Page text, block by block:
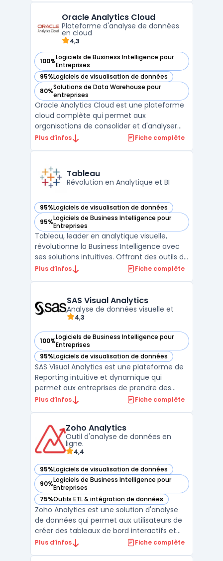
gouvernance des données, Dataiku
simplifie l'ensemble du processus d'analy ...
Oracle Analytics Cloud
Plateforme d'analyse de données
en cloud
4,3
100%Logiciels de Business Intelligence pour
Entreprises
— voir Oracle Analytics Cloud dans cette catégorie
95%Logiciels de visualisation de données
— voir Oracle Analytics Cloud dans cette catégorie
80%Solutions de Data Warehouse pour
entreprises
— voir Oracle Analytics Cloud dans cette catégorie
Oracle Analytics Cloud est une plateforme
cloud complète qui permet aux
organisations de consolider et d'analyser
des données en temps réel pour prendre
données, le reporting financier et les
analyses prédict ...
Plus d’infos Fiche complète
Tableau
Révolution en Analytique et BI
95%Logiciels de visualisation de données
— voir Tableau dans cette catégorie
95%Logiciels de Business Intelligence pour
Entreprises
— voir Tableau dans cette catégorie
Tableau, leader en analytique visuelle,
révolutionne la Business Intelligence avec
ses solutions intuitives. Offrant des outils de
visualisation de données interactives,
tableaux de bord personnalisables, facilitant
une analys ...
Plus d’infos Fiche complète
SAS Visual Analytics
Analyse de données visuelle et
4,3
100%Logiciels de Business Intelligence pour
Entreprises
— voir SAS Visual Analytics dans cette catégorie
95%Logiciels de visualisation de données
— voir SAS Visual Analytics dans cette catégorie
SAS Visual Analytics est une plateforme de
Reporting intuitive et dynamique qui
permet aux entreprises de prendre des
décisions plus éclairées à partir de leurs
interactive, de créer des tableaux de bord
et des rapports élaborés ...
Plus d’infos Fiche complète
Zoho Analytics
Outil d'analyse de données en
ligne.
4,4
95%Logiciels de visualisation de données
— voir Zoho Analytics dans cette catégorie
90%Logiciels de Business Intelligence pour
Entreprises
— voir Zoho Analytics dans cette catégorie
75%Outils ETL & intégration de données
— voir Zoho Analytics dans cette catégorie
Zoho Analytics est une solution d'analyse
de données qui permet aux utilisateurs de
créer des tableaux de bord interactifs et
des reporting financiers. Elle permet
Plus d’infos Fiche complète